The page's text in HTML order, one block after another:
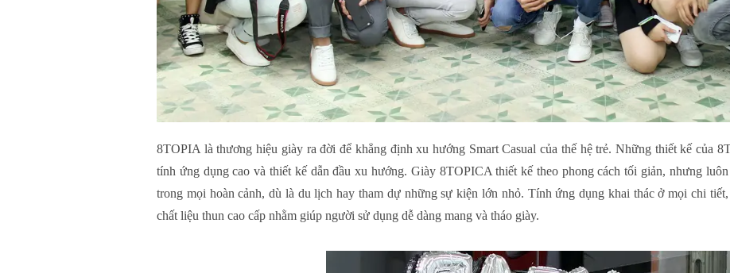
8TOPIA là thương hiệu giày ra đời để khẳng định xu hướng Smart Casual của thế hệ trẻ. Những thiết kế của
tính ứng dụng cao và thiết kế dẫn đầu xu hướng. Giày 8TOPICA thiết kế theo phong cách tối giản, nhưng
trong mọi hoàn cảnh, dù là du lịch hay tham dự những sự kiện lớn nhỏ. Tính ứng dụng khai thác ở mọi chi
chất liệu thun cao cấp nhằm giúp người sử dụng dễ dàng mang và tháo giày.